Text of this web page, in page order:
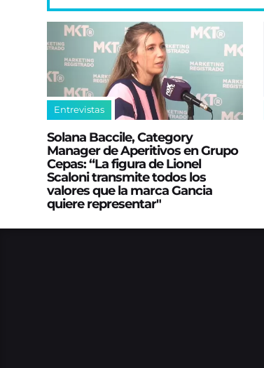
Entrevistas
Solana Baccile, Category
Manager de Aperitivos en Grupo
Cepas: “La figura de Lionel
Scaloni transmite todos los
valores que la marca Gancia
quiere representar"